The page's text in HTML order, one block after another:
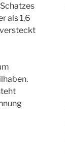
als 1,6
versteckt